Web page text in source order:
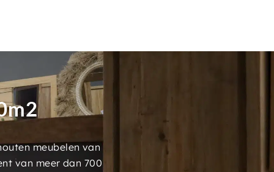
meubelen van
van meer dan 700